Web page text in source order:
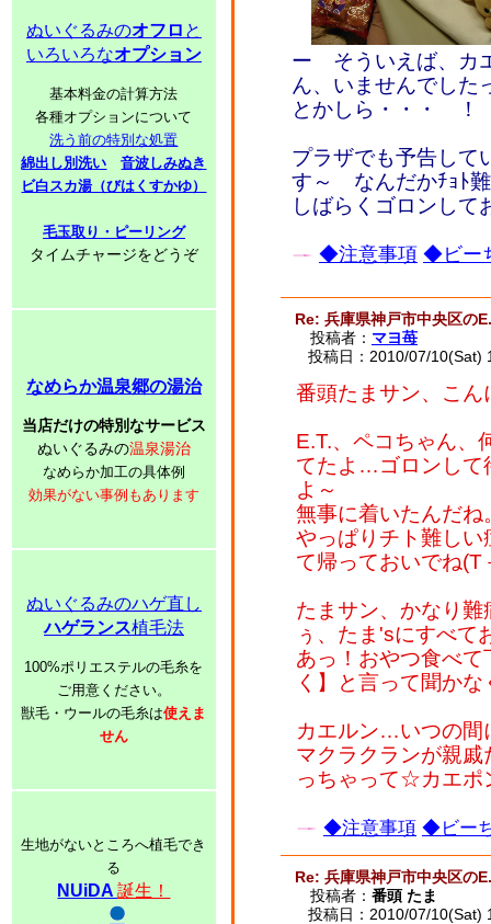
ぬいぐるみのオフロ と
いろいろなオプション
基本料金の計算方法
各種オプションについて
洗う前の特別な処置
綿出し別洗い
音波しみぬき
ビ白スカ湯（びはくすかゆ）
毛玉取り・ピーリング
タイムチャージをどうぞ
なめらか温泉郷の湯治
当店だけの特別なサービス
ぬいぐるみの温泉湯治
なめらか加工の具体例
効果がない事例もあります
ぬいぐるみのハゲ直し
ハゲランス植毛法
100%ポリエステルの毛糸を
ご用意ください。
獣毛・ウールの毛糸は使えま
せん
生地がないところへ植毛でき
る
NUiDA誕生！
ー そういえば、カ
ん、いませんでし
とかしら・・・
プラザでも予告して
す～ なんだかﾁｮﾄ
しばらくゴロンし
◆注意事項 ◆ビー
Re: 兵庫県神戸市中央区の
投稿者： マヨ苺
投稿日：2010/07/10(Sat)
番頭たまサン、こん
E.T.、ペコちゃん、
てたよ…ゴロンして
よ～
無事に着いたんだね
やっぱりチト難し
て帰っておいでね(T
たまサン、かなり
ぅ、たま'sにすべ
あっ！おやつ食べ
く】と言って聞かな
カエルン…いつの間
マクラクランが親
っちゃって☆カエポ
◆注意事項 ◆ビー
Re: 兵庫県神戸市中央区の
投稿者： 番頭 たま
投稿日：2010/07/10(Sat)